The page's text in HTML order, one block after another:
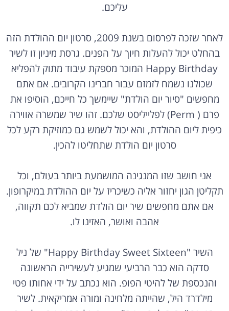
עליכם.
לאחר שזכה לפרסום בשנת 2009, סרטון יום ההולדת הזה
בהחלט יכול להעלות חיוך על הפנים. גרסת מיניון זו לשיר
Happy Birthday המוכר מספקת עיבוד מתוק להפליא
שכולנו נשמח לזמזם עבור חברינו הקרובים. אם אתם
מחפשים "סיור יום הולדת" שיימשך כל חייכם, הוסיפו את
פרם ( Perm) לפלייליסט שלכם. זהו שיר שמשרה אווירה
כיפית ליום ההולדת, והא יכול לשמש גם כמוזיקת רקע לכל
סרטון יום הולדת שתחליטו להכין.
אני חושב שזו המנגינה המושמעת ביותר בעולם, וכל
תקליטן הגון יחזור אליה כשיכריז על יום ההולדת במיקרופון.
אם אתם מחפשים שיר יום הולדת שמביא לכם תקווה,
אהבה ואושר, האזינו לו.
השיר "Happy Birthday Sweet Sixteen" של ניל
סדקה הוא כבר הרביעי שמגיע לעשירייה הראשונה
והנכספת של להיטי הפופ. הוא נכתב על ידי אחותו פטי
מילדרד היל, שהייתה מלחינה ומורה אמריקאית. לשיר